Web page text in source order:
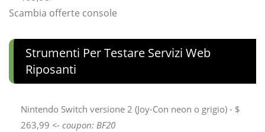
Scambia offerte console
Strumenti Per Testare Servizi Web
Riposanti
Nintendo Switch versione 2 (Joy-Con neon o grigio) - $
263,99 <- coupon: BF20